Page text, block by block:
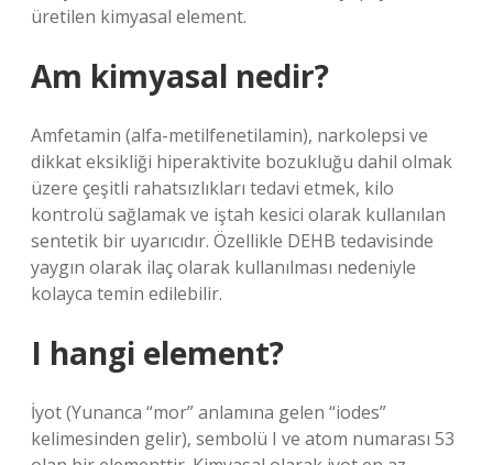
üretilen kimyasal element.
Am kimyasal nedir?
Amfetamin (alfa-metilfenetilamin), narkolepsi ve
dikkat eksikliği hiperaktivite bozukluğu dahil olmak
üzere çeşitli rahatsızlıkları tedavi etmek, kilo
kontrolü sağlamak ve iştah kesici olarak kullanılan
sentetik bir uyarıcıdır. Özellikle DEHB tedavisinde
yaygın olarak ilaç olarak kullanılması nedeniyle
kolayca temin edilebilir.
I hangi element?
İyot (Yunanca “mor” anlamına gelen “iodes”
kelimesinden gelir), sembolü I ve atom numarası 53